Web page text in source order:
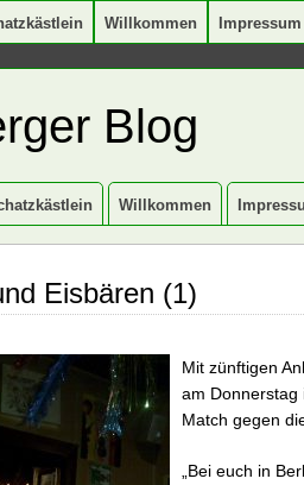
Willkommen Impressum
Blog
Willkommen
Eisbären (1)
Mit zünftigen
am Donnerstag
Match gegen
„Bei euch in